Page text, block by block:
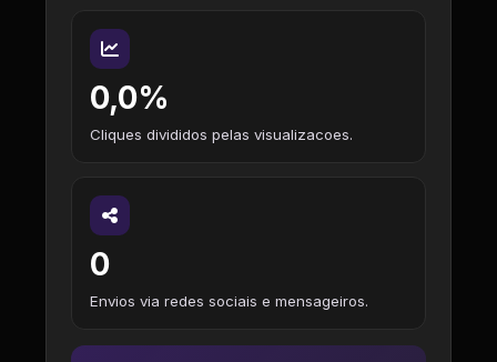
0,0%
Cliques divididos pelas visualizacoes.
0
Envios via redes sociais e mensageiros.